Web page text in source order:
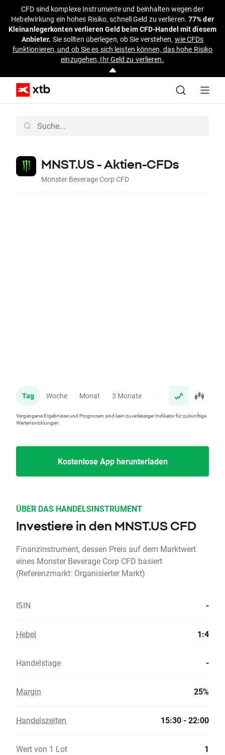
CFD sind komplexe Instrumente und beinhalten wegen der
Hebelwirkung ein hohes Risiko, schnell Geld zu verlieren.77% der
Kleinanlegerkonten verlieren Geld beim CFD-Handel mit diesem
Anbieter. Sie sollten überlegen, ob Sie verstehen, wie CFDs
funktionieren, und ob Sie es sich leisten können, das hohe Risiko
einzugehen, Ihr Geld zu verlieren.
MNST.US - Aktien-CFDs
Monster Beverage Corp CFD
Tag Woche Monat 3 Monate Jahr
Vergangene Ergebnisse und Prognosen sind kein zuverlässiger Indikator für zukünftige
Wertentwicklungen.
Kostenlose App herunterladen
ÜBER DAS HANDELSINSTRUMENT
Investiere in den MNST.US CFD
Finanzinstrument, dessen Preis auf dem Marktwert
eines Monster Beverage Corp CFD basiert
(Referenzmarkt: Organisierter Markt)
ISIN -
Hebel 1:4
Handelstage -
Margin 25%
Handelszeiten 15:30 - 22:00
Wert von 1 Lot 1